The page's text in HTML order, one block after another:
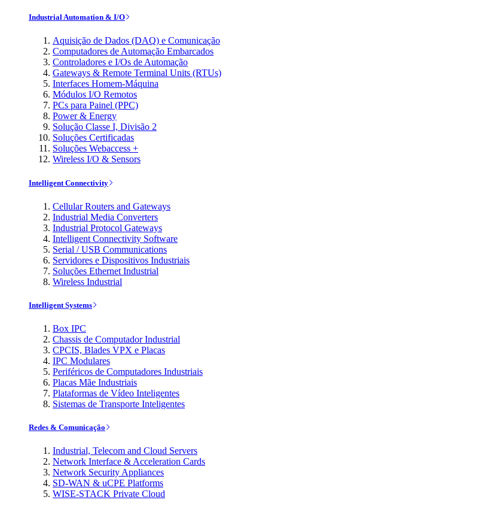
Industrial Automation & I/O
Aquisição de Dados (DAQ) e Comunicação
Computadores de Automação Embarcados
Controladores e I/Os de Automação
Gateways & Remote Terminal Units (RTUs)
Interfaces Homem-Máquina
Módulos I/O Remotos
PCs para Painel (PPC)
Power & Energy
Solução Classe I, Divisão 2
Soluções Certificadas
Soluções Webaccess +
Wireless I/O & Sensors
Intelligent Connectivity
Cellular Routers and Gateways
Industrial Media Converters
Industrial Protocol Gateways
Intelligent Connectivity Software
Serial / USB Communications
Servidores e Dispositivos Industriais
Soluções Ethernet Industrial
Wireless Industrial
Intelligent Systems
Box IPC
Chassis de Computador Industrial
CPCIS, Blades VPX e Placas
IPC Modulares
Periféricos de Computadores Industriais
Placas Mãe Industriais
Plataformas de Vídeo Inteligentes
Sistemas de Transporte Inteligentes
Redes & Comunicação
Industrial, Telecom and Cloud Servers
Network Interface & Acceleration Cards
Network Security Appliances
SD-WAN & uCPE Platforms
WISE-STACK Private Cloud